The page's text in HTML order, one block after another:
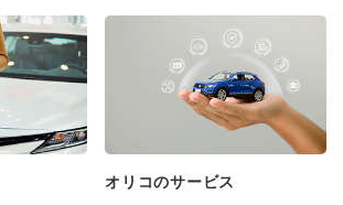
オリコのサービス